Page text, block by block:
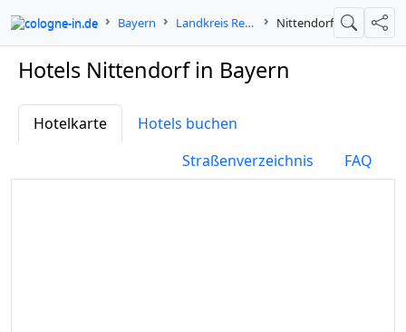
cologne-in.de Bayern Landkreis Regensburg Nittendorf Suche
Hotels Nittendorf in Bayern
Hotelkarte
Hotels buchen
Straßenverzeichnis
FAQ